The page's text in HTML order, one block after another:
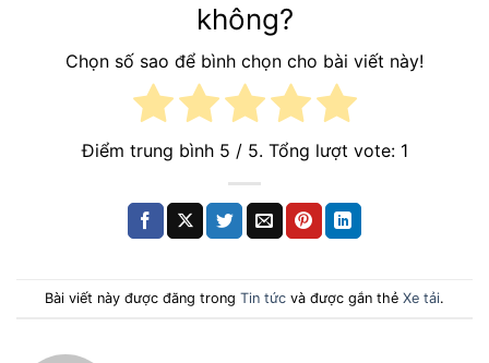
không?
Chọn số sao để bình chọn cho bài viết này!
Điểm trung bình 5 / 5. Tổng lượt vote: 1
Bài viết này được đăng trong Tin tức và được gắn thẻ Xe tải.